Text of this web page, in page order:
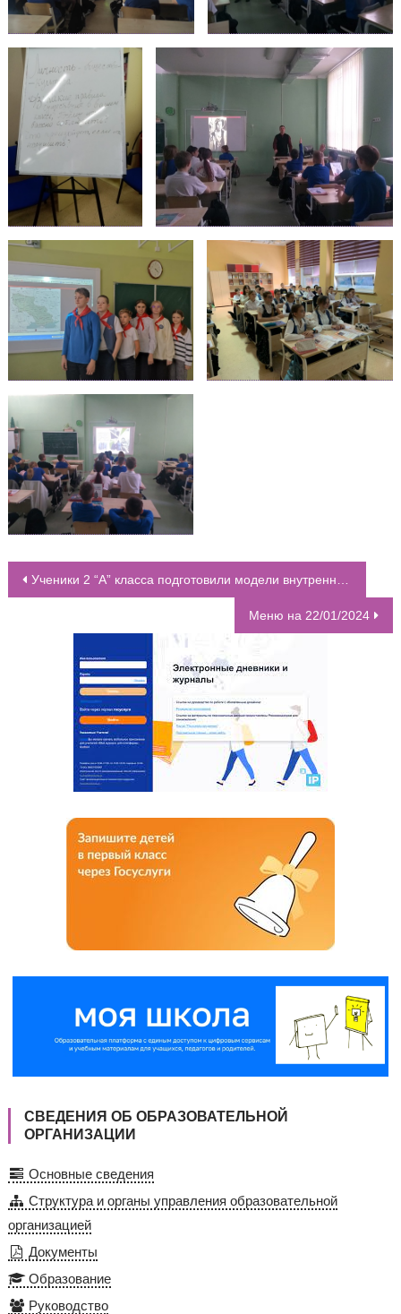
НАВИГАЦИЯ ПО ЗАПИСЯМ
Ученики 2 “А” класса подготовили модели внутреннего строения человека
Меню на 22/01/2024
СВЕДЕНИЯ ОБ ОБРАЗОВАТЕЛЬНОЙ
ОРГАНИЗАЦИИ
Основные сведения
Структура и органы управления образовательной
организацией
Документы
Образование
Руководство